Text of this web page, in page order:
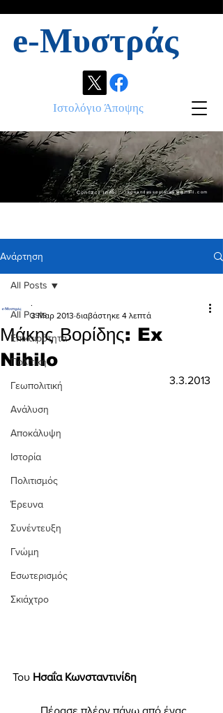
e-Μυστράς
Ιστολόγιο Άποψης
Contact info: ikonandassociates@gmail.com
Ανάρτηση
All Posts
Επικαιρότητα
Πολιτική
Γεωπολιτική
Ανάλυση
Αποκάλυψη
Ιστορία
Πολιτισμός
Έρευνα
Συνέντευξη
Γνώμη
Εσωτερισμός
Σκιάχτρο
All Posts
Μάκης Βορίδης: Ex
Nihilo
.
3 Μαρ 2013 διαβάστηκε 4 λεπτά
3.3.2013
Του Ησαΐα Κωνσταντινίδη